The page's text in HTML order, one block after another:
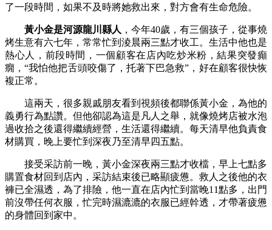
了一段時間，如果不及時將她救出來，對方會有生命危險。
黃小金是河源龍川縣人 ，今年40歲，有三個孩子，從事燒
烤生意有六七年，常常忙到淩晨兩三點才收工。生活中他也是
熱心人，前段時間，一個顧客在店內吃炒米粉，結果突發癲
癇，“我怕他把舌頭咬傷了，托著下巴急救”，好在顧客很快恢
複正常。
這兩天，很多親戚朋友看到視頻後都聯係黃小金，為他的
義勇行為點讚。但他卻認為這是凡人之舉，就像燒烤店被水泡
過收拾之後還得繼續經營，生活還得繼續。每天清早他負責食
材購買，晚上要忙到深夜乃至清早四五點。
接受采訪前一晚，黃小金深夜兩三點才收檔，早上七點多
購置食材回到店內，采訪結束後已略顯疲憊。救人之後他的衣
褲已全濕透，為了排險，他一直在店內忙到當晚11點多，出門
前沒帶任何衣服，忙完時濕漉漉的衣服已經幹透，才帶著疲憊
的身體回到家中。